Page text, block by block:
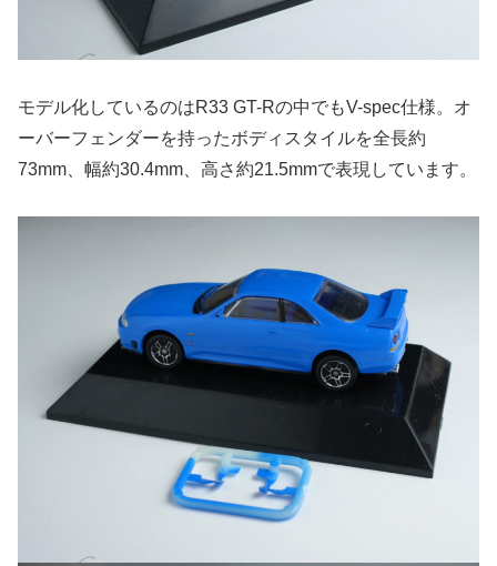
モデル化しているのはR33 GT-Rの中でもV-spec仕様。オ
ーバーフェンダーを持ったボディスタイルを全長約
73mm、幅約30.4mm、高さ約21.5mmで表現しています。